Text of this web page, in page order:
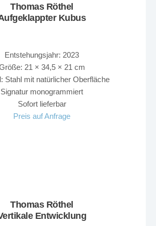
Thomas Röthel
Kubus
Entstehungsjahr: 2023
21 × 34,5 × 21 cm
Stahl mit natürlicher Oberfläche
Signatur monogrammiert
Sofort lieferbar
Preis auf Anfrage
Thomas Röthel
Entwicklung